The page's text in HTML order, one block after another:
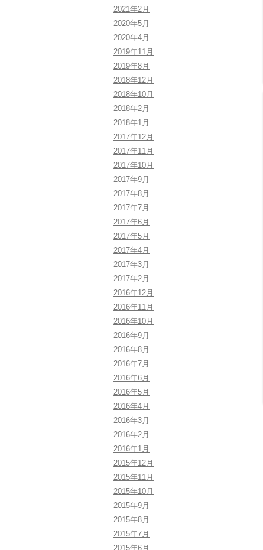
2021年2月
2020年5月
2020年4月
2019年11月
2019年8月
2018年12月
2018年10月
2018年2月
2018年1月
2017年12月
2017年11月
2017年10月
2017年9月
2017年8月
2017年7月
2017年6月
2017年5月
2017年4月
2017年3月
2017年2月
2016年12月
2016年11月
2016年10月
2016年9月
2016年8月
2016年7月
2016年6月
2016年5月
2016年4月
2016年3月
2016年2月
2016年1月
2015年12月
2015年11月
2015年10月
2015年9月
2015年8月
2015年7月
2015年6月